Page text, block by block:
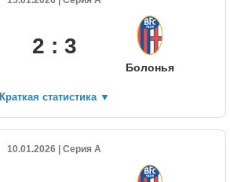
2 : 3
Болонья
Краткая статистика ▼
10.01.2026 | Серия А